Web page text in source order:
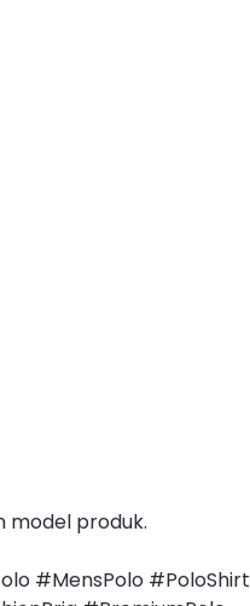
model produk.
#MensPolo #PoloShirt